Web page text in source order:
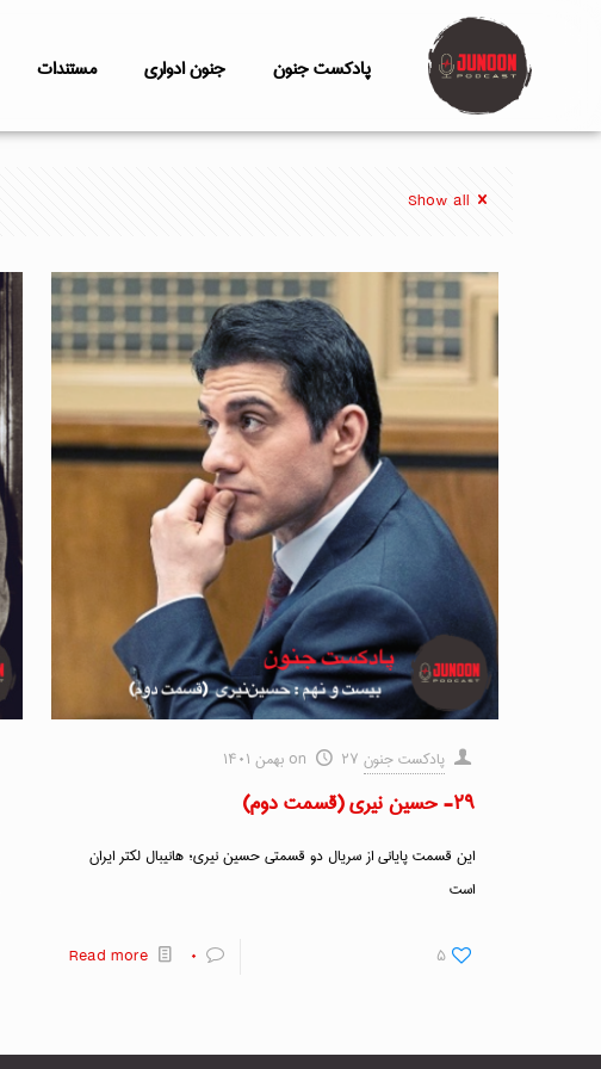
پادکست جنون جنون ادواری مستندات
Show all
پادکست جنون on ۲۷ بهمن ۱۴۰۱
۲۹- حسین نیری (قسمت دوم)
این قسمت پایانی از سریال دو قسمتی حسین نیری؛ هانیبال لکتر ایران
است
۵ ۰ Read more